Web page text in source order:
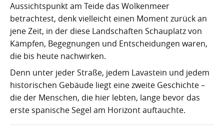
Aussichtspunkt am Teide das Wolkenmeer
betrachtest, denk vielleicht einen Moment zurück an
jene Zeit, in der diese Landschaften Schauplatz von
Kämpfen, Begegnungen und Entscheidungen waren,
die bis heute nachwirken.
Denn unter jeder Straße, jedem Lavastein und jedem
historischen Gebäude liegt eine zweite Geschichte –
die der Menschen, die hier lebten, lange bevor das
erste spanische Segel am Horizont auftauchte.